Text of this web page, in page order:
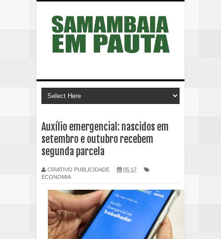
Auxílio emergencial: nascidos em
setembro e outubro recebem
segunda parcela
CRIATIVO PUBLICIDADE
05:17
ECONOMIA